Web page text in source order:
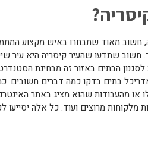
חשוב מאוד שתבחרו באיש מקצוע
חשוב שתדעו שהעיר קיסריה היא עיר
הבתים באזור זה מבחינת
בתים בדקו כמה דברים חשובים:
מהעבודות שהוא מציג באתר
מרוצים ועוד. כל אלה יסייעו